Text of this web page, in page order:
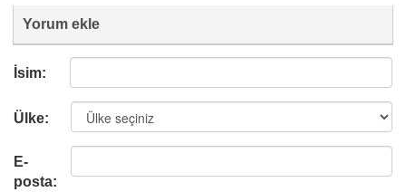
Yorum ekle
İsim:
Ülke:
E-
posta: